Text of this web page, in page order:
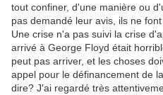
tout confiner, d'une manière ou
pas demandé leur avis, ils ne
Une crise n'a pas suivi la crise
arrivé à George Floyd était
peut pas arriver, et les choses
appel pour le définancement de
dire? J'ai regardé très